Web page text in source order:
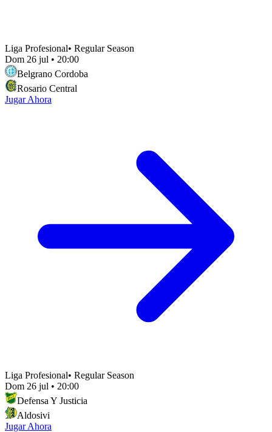
Liga Profesional• Regular Season
Dom 26 jul • 20:00
Belgrano Cordoba
Rosario Central
Jugar Ahora
Liga Profesional• Regular Season
Dom 26 jul • 20:00
Defensa Y Justicia
Aldosivi
Jugar Ahora